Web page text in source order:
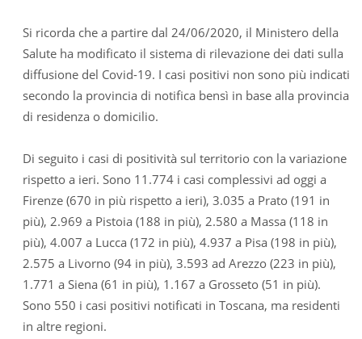
Si ricorda che a partire dal 24/06/2020, il Ministero della
Salute ha modificato il sistema di rilevazione dei dati sulla
diffusione del Covid-19. I casi positivi non sono più indicati
secondo la provincia di notifica bensì in base alla provincia
di residenza o domicilio.
Di seguito i casi di positività sul territorio con la variazione
rispetto a ieri. Sono 11.774 i casi complessivi ad oggi a
Firenze (670 in più rispetto a ieri), 3.035 a Prato (191 in
più), 2.969 a Pistoia (188 in più), 2.580 a Massa (118 in
più), 4.007 a Lucca (172 in più), 4.937 a Pisa (198 in più),
2.575 a Livorno (94 in più), 3.593 ad Arezzo (223 in più),
1.771 a Siena (61 in più), 1.167 a Grosseto (51 in più).
Sono 550 i casi positivi notificati in Toscana, ma residenti
in altre regioni.